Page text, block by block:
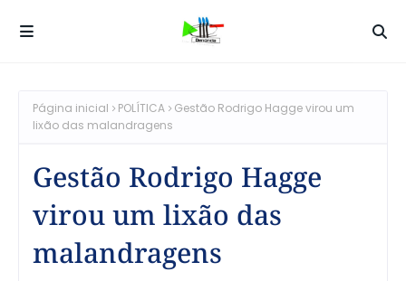
Página inicial POLÍTICA
Gestão Rodrigo Hagge virou um
lixão das malandragens
Gestão Rodrigo Hagge
virou um lixão das
malandragens